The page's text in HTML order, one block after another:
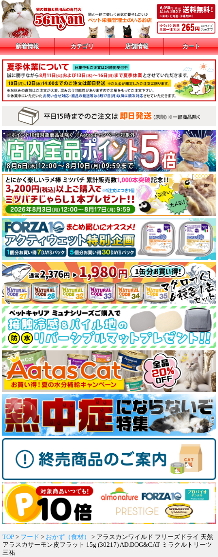
新着情報 カテゴリ 店舗情報 カート
TOP > フード > おかず（食材）
> アラスカンワイルド フリーズドライ 天然
アラスカサーモン皮フラット 15g (30217) AD.DOG&CAT ミラクルトリーツ
三祐